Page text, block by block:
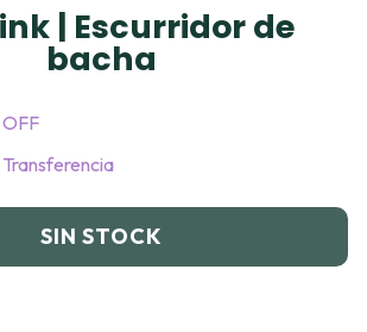
| Escurridor de
bacha
OFF
Transferencia